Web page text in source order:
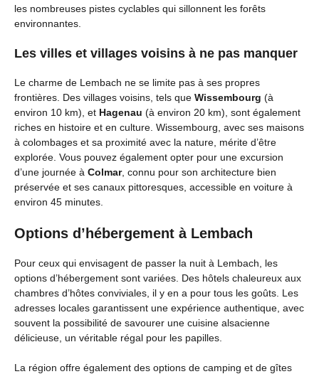
les nombreuses pistes cyclables qui sillonnent les forêts
environnantes.
Les villes et villages voisins à ne pas manquer
Le charme de Lembach ne se limite pas à ses propres
frontières. Des villages voisins, tels que Wissembourg (à
environ 10 km), et Hagenau (à environ 20 km), sont également
riches en histoire et en culture. Wissembourg, avec ses maisons
à colombages et sa proximité avec la nature, mérite d’être
explorée. Vous pouvez également opter pour une excursion
d’une journée à Colmar, connu pour son architecture bien
préservée et ses canaux pittoresques, accessible en voiture à
environ 45 minutes.
Options d’hébergement à Lembach
Pour ceux qui envisagent de passer la nuit à Lembach, les
options d’hébergement sont variées. Des hôtels chaleureux aux
chambres d’hôtes conviviales, il y en a pour tous les goûts. Les
adresses locales garantissent une expérience authentique, avec
souvent la possibilité de savourer une cuisine alsacienne
délicieuse, un véritable régal pour les papilles.
La région offre également des options de camping et de gîtes